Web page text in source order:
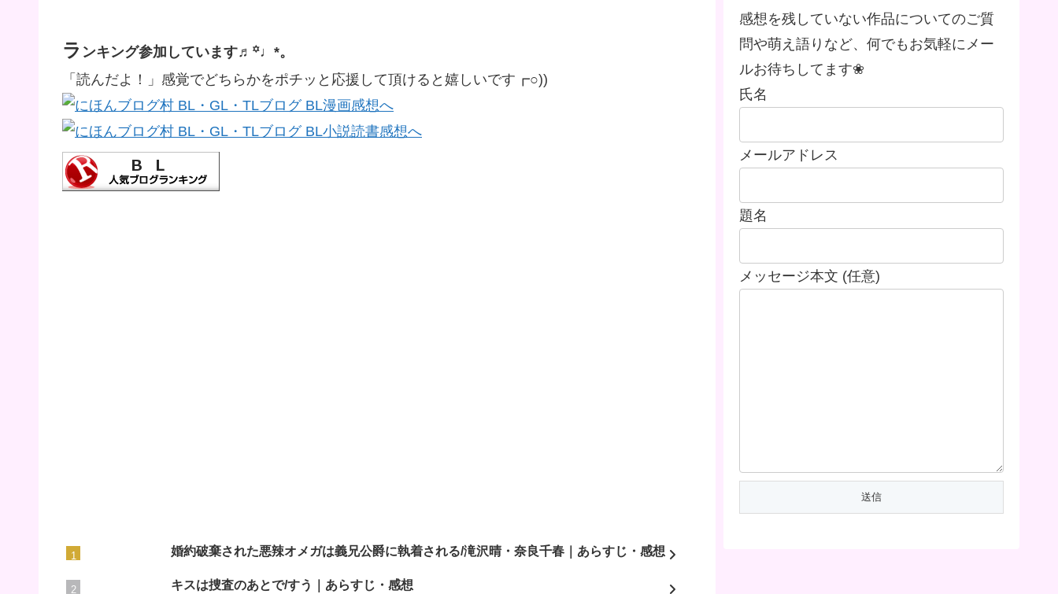
ラ ンキング参加しています♬꙳♩*。
「読んだよ！」感覚でどちらかをポチッと応援して頂けると嬉しいです┏○))
婚約破棄された悪辣オメガは義兄公爵に執着される/滝沢晴・奈良千春｜あらすじ・感想
キスは捜査のあとで/すう｜あらすじ・感想
感想を残していない作品についてのご質
問や萌え語りなど、何でもお気軽にメー
ルお待ちしてます❀
氏名
メールアドレス
題名
メッセージ本文 (任意)